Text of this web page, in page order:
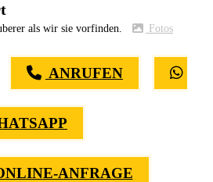
als wir sie vorfinden. Fotos
ANRUFEN
ANFRAGE